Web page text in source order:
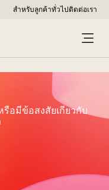
สำหรับลูกค้าทั่วไปติดต่อเรา
อมีข้อสงสัยเกี่ยวกับ